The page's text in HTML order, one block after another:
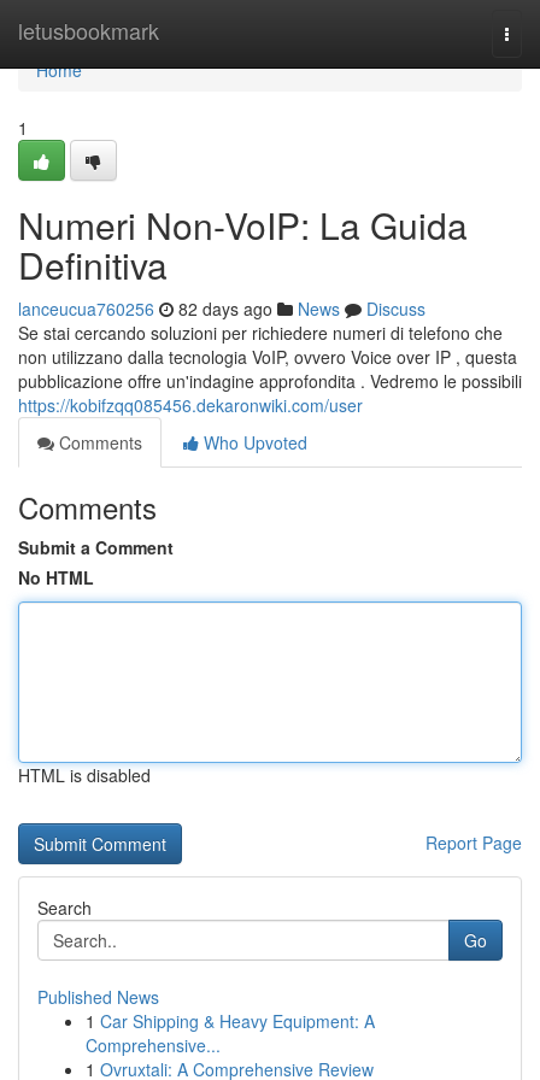
letusbookmark
Home
Home
1
Numeri Non-VoIP: La Guida
Definitiva
lanceucua760256 82 days ago News
Discuss
Se stai cercando soluzioni per richiedere numeri di telefono che
non utilizzano dalla tecnologia VoIP, ovvero Voice over IP , questa
pubblicazione offre un'indagine approfondita . Vedremo le possibili
https://kobifzqq085456.dekaronwiki.com/user
Comments
Who Upvoted
Comments
Submit a Comment
No HTML
HTML is disabled
Report Page
Search
Go
Published News
1 Car Shipping & Heavy Equipment: A
Comprehensive...
1 Ovruxtali: A Comprehensive Review